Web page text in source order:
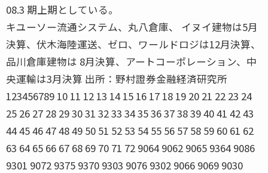
08.3 期上期としている。
キユーソー流通システム、丸八倉庫、 イヌイ建物は5月
決算、伏木海陸運送、ゼロ、ワールドロジは12月決算、
品川倉庫建物は 8月決算、アートコーポレーション、中
央運輸は3月決算 出所：野村證券金融経済研究所
123456789 10 11 12 13 14 15 16 17 18 19 20 21 22 23 24
25 26 27 28 29 30 31 32 33 34 35 36 37 38 39 40 41 42 43
44 45 46 47 48 49 50 51 52 53 54 55 56 57 58 59 60 61 62
63 64 65 66 67 68 69 70 71 72 9064 9062 9065 9364 9086
9301 9072 9375 9370 9303 9076 9302 9066 9069 9030